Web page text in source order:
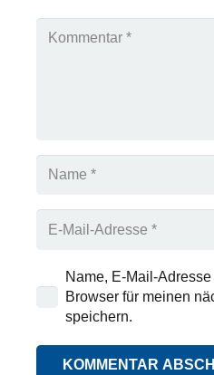
Name, E-Mail-
Browser für meinen
speichern.
KOMMENTAR